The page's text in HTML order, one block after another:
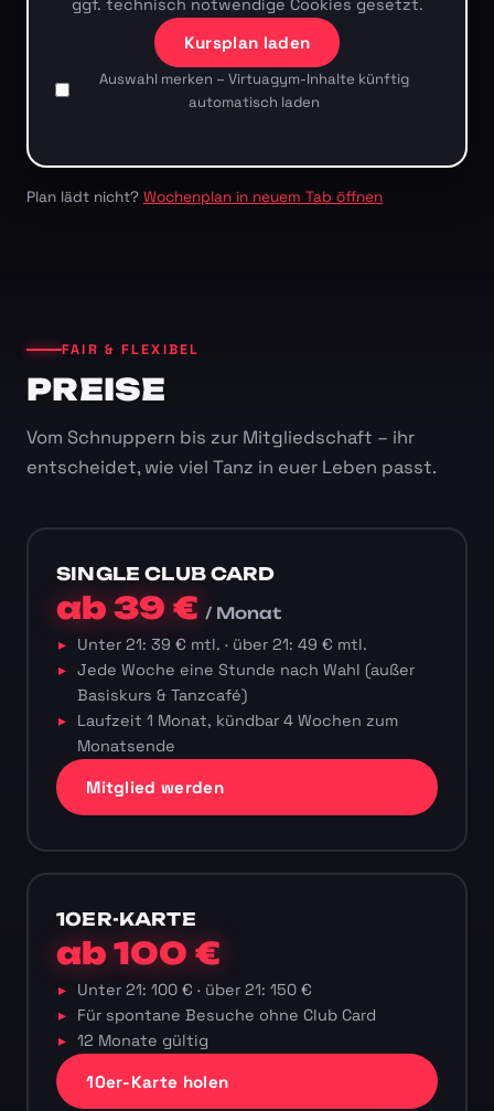
ggf. technisch notwendige Cookies gesetzt.
Kursplan laden
Auswahl merken – Virtuagym-Inhalte künftig
automatisch laden
Plan lädt nicht? Wochenplan in neuem Tab öffnen
FAIR & FLEXIBEL
PREISE
Vom Schnuppern bis zur Mitgliedschaft – ihr
entscheidet, wie viel Tanz in euer Leben passt.
SINGLE CLUB CARD
ab 39 €/ Monat
Unter 21: 39 € mtl. · über 21: 49 € mtl.
Jede Woche eine Stunde nach Wahl (außer
Basiskurs & Tanzcafé)
Laufzeit 1 Monat, kündbar 4 Wochen zum
Monatsende
Mitglied werden
10ER-KARTE
ab 100 €
Unter 21: 100 € · über 21: 150 €
Für spontane Besuche ohne Club Card
12 Monate gültig
10er-Karte holen